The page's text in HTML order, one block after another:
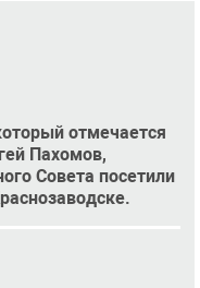
отмечается
Пахомов,
Совета посетили